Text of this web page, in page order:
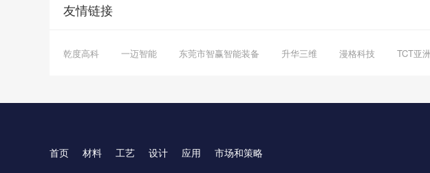
友情链接
乾度高科 一迈智能 东莞市智赢智能装备 升华三维 漫格科技 TCT亚
首页 材料 工艺 设计 应用
市场和策略